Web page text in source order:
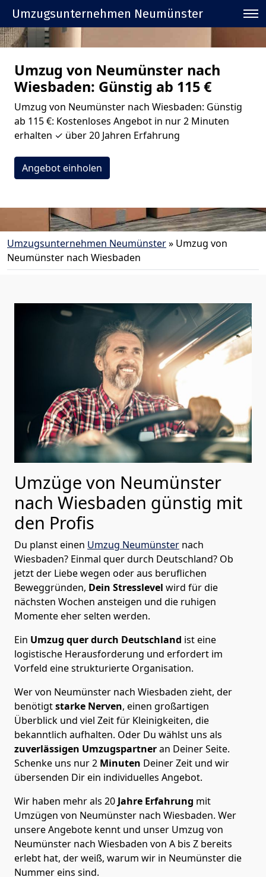
Umzugsunternehmen Neumünster
Umzug von Neumünster nach
Wiesbaden: Günstig ab 115 €
Umzug von Neumünster nach Wiesbaden: Günstig
ab 115 €: Kostenloses Angebot in nur 2 Minuten
erhalten ✓ über 20 Jahren Erfahrung
Angebot einholen
Umzugsunternehmen Neumünster» Umzug von
Neumünster nach Wiesbaden
Umzüge von Neumünster
nach Wiesbaden günstig mit
den Profis
Du planst einen Umzug Neumünster nach
Wiesbaden? Einmal quer durch Deutschland? Ob
jetzt der Liebe wegen oder aus beruflichen
Beweggründen, Dein Stresslevel wird für die
nächsten Wochen ansteigen und die ruhigen
Momente eher selten werden.
Ein Umzug quer durch Deutschland ist eine
logistische Herausforderung und erfordert im
Vorfeld eine strukturierte Organisation.
Wer von Neumünster nach Wiesbaden zieht, der
benötigtstarke Nerven, einen großartigen
Überblick und viel Zeit für Kleinigkeiten, die
bekanntlich aufhalten. Oder Du wählst uns als
zuverlässigen Umzugspartneran Deiner Seite.
Schenke uns nur2 Minuten Deiner Zeit und wir
übersenden Dir ein individuelles Angebot.
Wir haben mehr als 20 Jahre Erfahrung mit
Umzügen von Neumünster nach Wiesbaden. Wer
unsere Angebote kennt und unser Umzug von
Neumünster nach Wiesbaden von A bis Z bereits
erlebt hat, der weiß, warum wir in Neumünster die
Nummer eins sind.